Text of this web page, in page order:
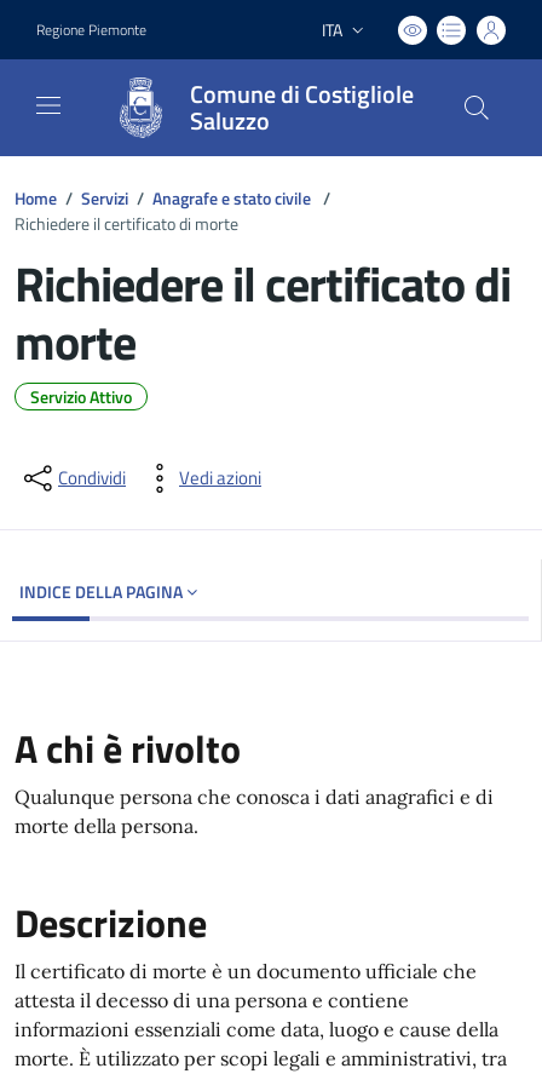
Regione Piemonte Lingua attiva:
ITA
Comune di Costigliole
Saluzzo
Home / Servizi / Anagrafe e stato civile /
Richiedere il certificato di morte
Richiedere il certificato di
morte
Servizio Attivo
Condividi Vedi azioni
INDICE DELLA PAGINA
A chi è rivolto
Qualunque persona che conosca i dati anagrafici e di
morte della persona.
Descrizione
Il certificato di morte è un documento ufficiale che
attesta il decesso di una persona e contiene
informazioni essenziali come data, luogo e cause della
morte. È utilizzato per scopi legali e amministrativi, tra